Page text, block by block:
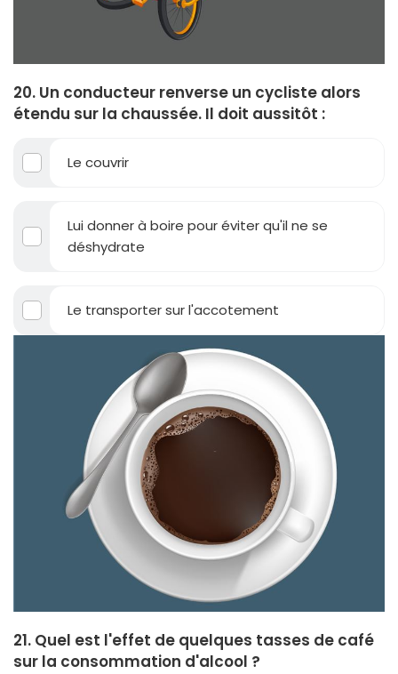
20. Un conducteur renverse un cycliste alors
étendu sur la chaussée. Il doit aussitôt :
Le couvrir
Lui donner à boire pour éviter qu'il ne se
déshydrate
Le transporter sur l'accotement
21. Quel est l'effet de quelques tasses de café
sur la consommation d'alcool ?